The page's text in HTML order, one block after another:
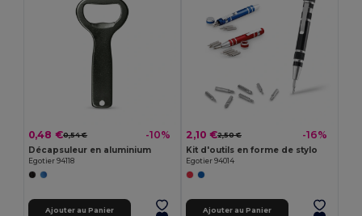
0,48 €0,54 € -10%
Décapsuleur en aluminium
Egotier 94118
Ajouter au Panier
2,10 €2,50 € -16%
Kit d'outils en forme de stylo
Egotier 94014
Ajouter au Panier